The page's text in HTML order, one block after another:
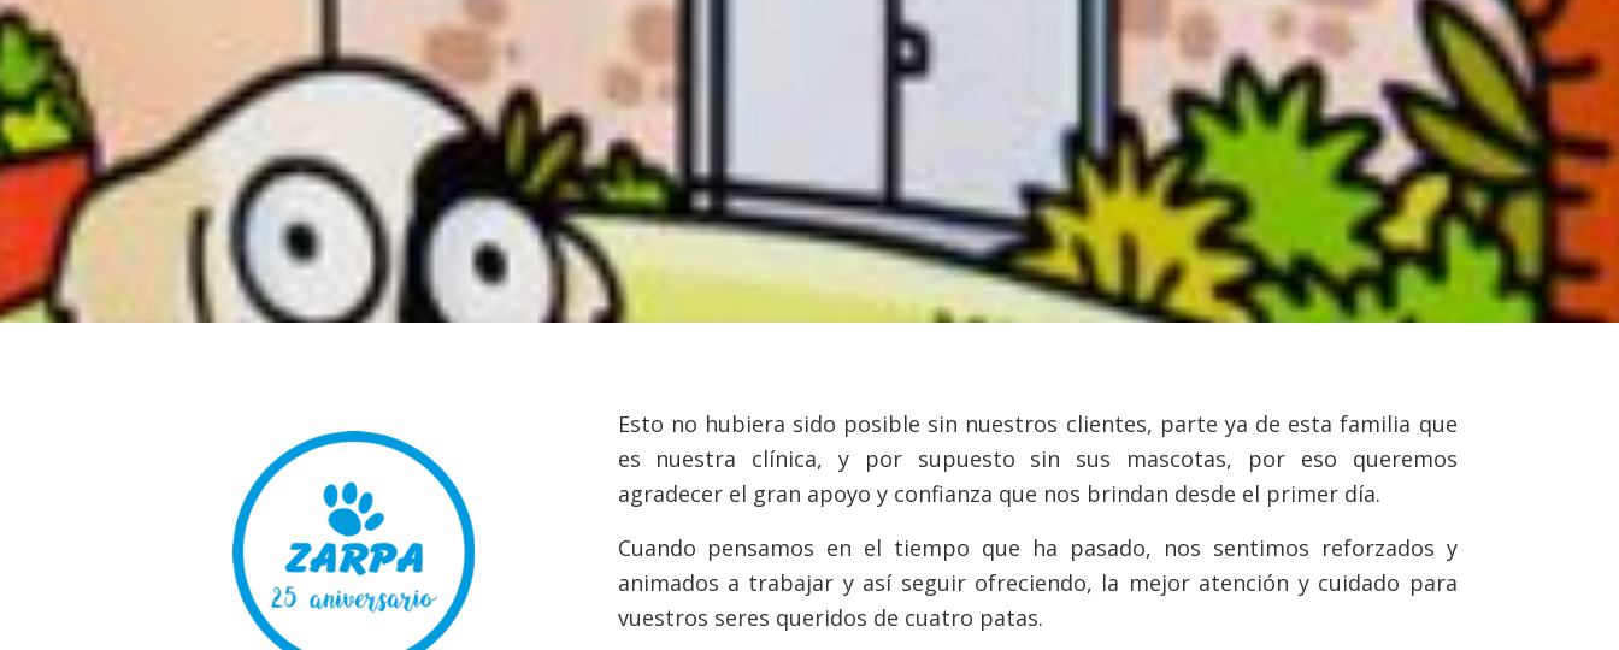
Esto no hubiera sido posible sin nuestros clientes, parte ya de esta familia que
es nuestra clínica, y por supuesto sin sus mascotas, por eso queremos
agradecer el gran apoyo y confianza que nos brindan desde el primer día.
Cuando pensamos en el tiempo que ha pasado, nos sentimos reforzados y
animados a trabajar y así seguir ofreciendo, la mejor atención y cuidado para
vuestros seres queridos de cuatro patas.